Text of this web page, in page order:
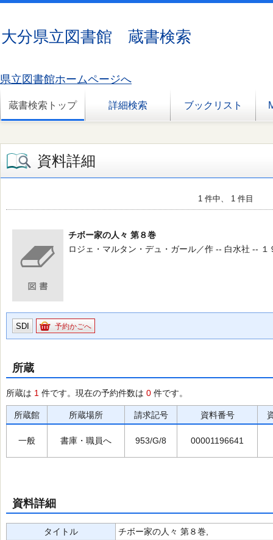
大分県立図書館 蔵書検索
県立図書館ホームページへ
蔵書検索トップ 詳細検索 ブックリスト
資料詳細
1 件中、 1 件目
チボー家の人々 第８巻
ロジェ・マルタン・デュ・ガール／作 -- 白水社 -- １
SDI 予約かごへ
所蔵
所蔵は 1 件です。現在の予約件数は 0 件です。
所蔵館 所蔵場所 請求記号 資料番号
一般 書庫・職員へ 953/G/8 00001196641
資料詳細
タイトル
チボー家の人々 第８巻,